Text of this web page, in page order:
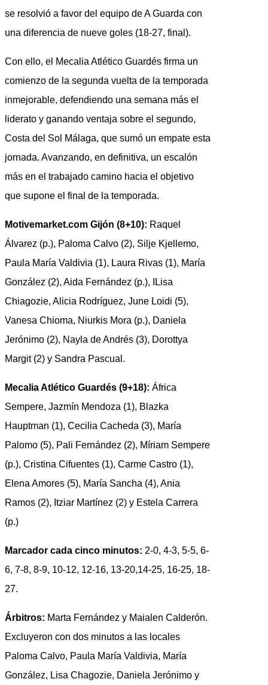
se resolvió a favor del equipo de A Guarda con
una diferencia de nueve goles (18-27, final).
Con ello, el Mecalia Atlético Guardés firma un
comienzo de la segunda vuelta de la temporada
inmejorable, defendiendo una semana más el
liderato y ganando ventaja sobre el segundo,
Costa del Sol Málaga, que sumó un empate esta
jornada. Avanzando, en definitiva, un escalón
más en el trabajado camino hacia el objetivo
que supone el final de la temporada.
Motivemarket.com Gijón (8+10): Raquel
Álvarez (p.), Paloma Calvo (2), Silje Kjellemo,
Paula María Valdivia (1), Laura Rivas (1), María
González (2), Aida Fernández (p.), ILisa
Chiagozie, Alicia Rodríguez, June Loidi (5),
Vanesa Chioma, Niurkis Mora (p.), Daniela
Jerónimo (2), Nayla de Andrés (3), Dorottya
Margit (2) y Sandra Pascual.
Mecalia Atlético Guardés (9+18): África
Sempere, Jazmín Mendoza (1), Blazka
Hauptman (1), Cecilia Cacheda (3), María
Palomo (5), Pali Fernández (2), Míriam Sempere
(p.), Cristina Cifuentes (1), Carme Castro (1),
Elena Amores (5), María Sancha (4), Ania
Ramos (2), Itziar Martínez (2) y Estela Carrera
(p.)
Marcador cada cinco minutos: 2-0, 4-3, 5-5, 6-
6, 7-8, 8-9, 10-12, 12-16, 13-20,14-25, 16-25, 18-
27.
Árbitros: Marta Fernández y Maialen Calderón.
Excluyeron con dos minutos a las locales
Paloma Calvo, Paula María Valdivia, María
González, Lisa Chagozie, Daniela Jerónimo y